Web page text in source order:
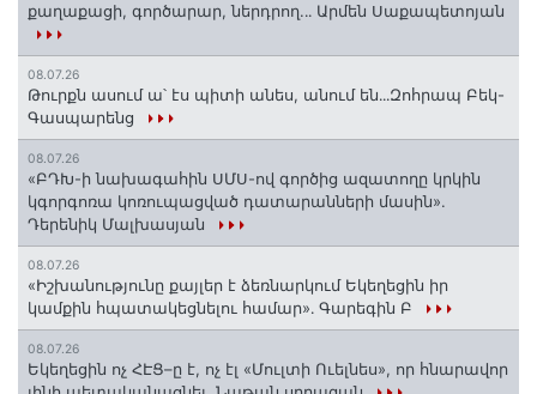
քաղաքացի, գործարար, ներդրող.․․ Արմեն Սաքապետոյան
08.07.26
Թուրքն ասում ա՝ էս պիտի անես, անում են․․․Զոհրապ Բեկ-
Գասպարենց
08.07.26
«ԲԴԽ-ի նախագահին ՍՄՍ-ով գործից ազատողը կրկին
կգորգոռա կոռուպացված դատարանների մասին».
Դերենիկ Մալխասյան
08.07.26
«Իշխանությունը քայլեր է ձեռնարկում Եկեղեցին իր
կամքին հպատակեցնելու համար»․ Գարեգին Բ
08.07.26
Եկեղեցին ոչ ՀԷՑ–ը է, ոչ էլ «Մուլտի Ուելնես», որ հնարավոր